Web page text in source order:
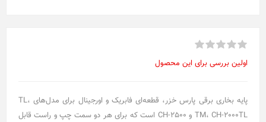
اولین بررسی برای این محصول
پایه بخاری برقی پارس خزر، قطعه‌ای فابریک و اورجینال برای مدل‌های TL،
TM، CH-2000TL و CH-2500 است که برای هر دو سمت چپ و راست قابل